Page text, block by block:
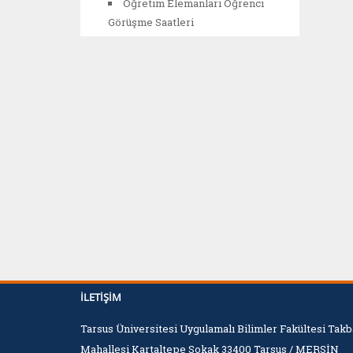
Öğretim Elemanları Öğrenci
Görüşme Saatleri
İLETIŞIM
Tarsus Üniversitesi Uygulamalı Bilimler Fakültesi
Mahallesi Kartaltepe Sokak 33400 Tarsus / MERSİN